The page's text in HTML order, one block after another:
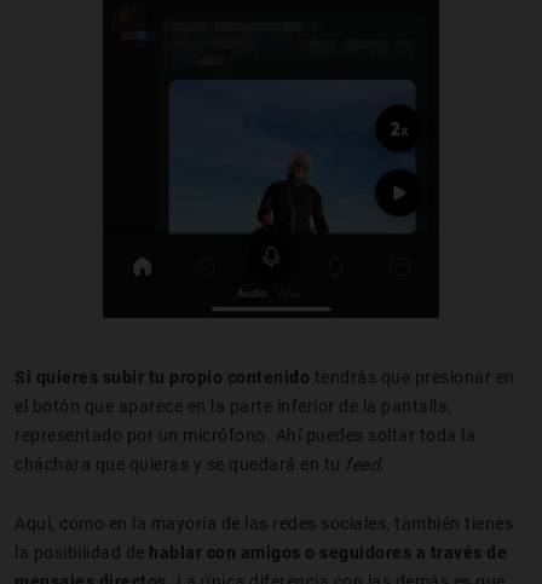
Si quieres subir tu propio contenido tendrás que presionar en
el botón que aparece en la parte inferior de la pantalla,
representado por un micrófono. Ahí puedes soltar toda la
cháchara que quieras y se quedará en tu feed.
Aquí, como en la mayoría de las redes sociales, también tienes
la posibilidad de hablar con amigos o seguidores a través de